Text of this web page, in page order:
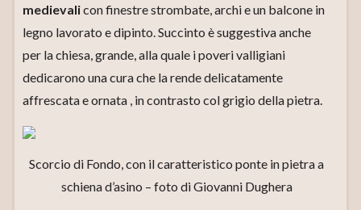
medievalicon finestre strombate, archi e un balcone in
legno lavorato e dipinto. Succinto è suggestiva anche
per la chiesa, grande, alla quale i poveri valligiani
dedicarono una cura che la rende delicatamente
affrescata e ornata , in contrasto col grigio della pietra.
Scorcio di Fondo, con il caratteristico ponte in pietra a
schiena d’asino – foto di Giovanni Dughera